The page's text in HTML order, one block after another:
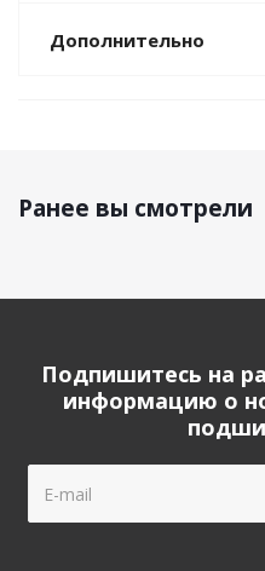
Дополнительно
Ранее вы смотрели
Подпишитесь на
информацию о